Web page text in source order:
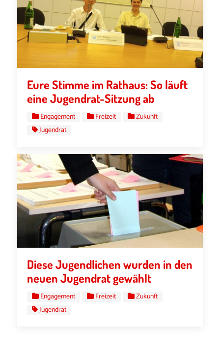
Eure Stimme im Rathaus: So läuft
eine Jugendrat-Sitzung ab
Engagement Freizeit
Zukunft
Jugendrat
Diese Jugendlichen wurden in den
neuen Jugendrat gewählt
Engagement Freizeit
Zukunft
Jugendrat